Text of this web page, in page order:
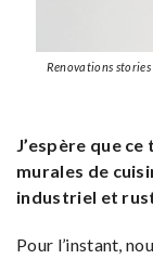
Renovations
J’espère que
murales de
industriel et
Pour l’instant,